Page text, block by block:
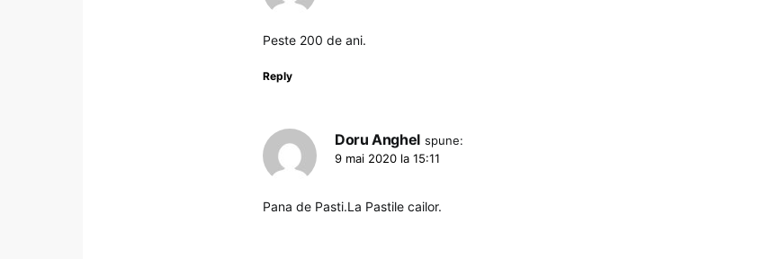
Peste 200 de ani.
Reply
Doru Anghel spune:
9 mai 2020 la 15:11
Pana de Pasti.La Pastile cailor.